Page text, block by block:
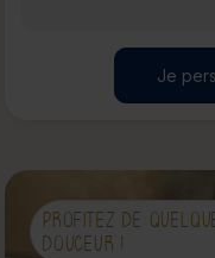
Je
PROFITEZ DE
DOUCEUR !